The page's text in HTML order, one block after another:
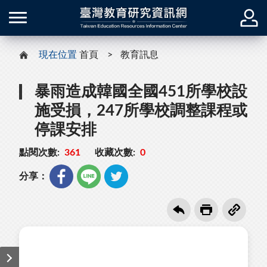
現在位置 首頁 教育訊息
暴雨造成韓國全國451所學校設
施受損，247所學校調整課程或
停課安排
點閱次數: 361 收藏次數: 0
分享：